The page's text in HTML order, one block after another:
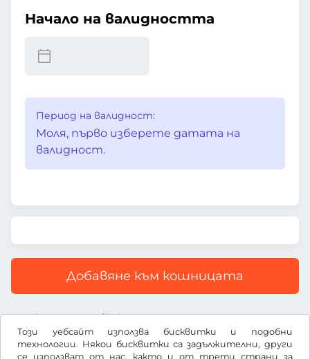
Този уебсайт използва бисквитки и подобни
технологии. Някои бисквитки са задължителни, други
се използват от нас, както и от трети страни за
Начало на валидността
Период на валидност:
Моля, първо изберете датата на
валидност.
Добавяне към кошницата
Всички цени са с включен ДДС